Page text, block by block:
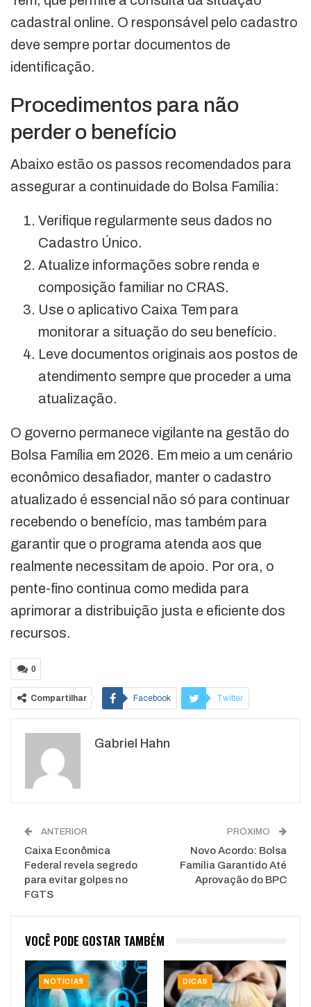
cadastral online. O responsável pelo cadastro
deve sempre portar documentos de
identificação.
Procedimentos para não
perder o benefício
Abaixo estão os passos recomendados para
assegurar a continuidade do Bolsa Família:
Verifique regularmente seus dados no
Cadastro Único.
Atualize informações sobre renda e
composição familiar no CRAS.
Use o aplicativo Caixa Tem para
monitorar a situação do seu benefício.
Leve documentos originais aos postos de
atendimento sempre que proceder a uma
atualização.
O governo permanece vigilante na gestão do
Bolsa Família em 2026. Em meio a um cenário
econômico desafiador, manter o cadastro
atualizado é essencial não só para continuar
recebendo o benefício, mas também para
garantir que o programa atenda aos que
realmente necessitam de apoio. Por ora, o
pente-fino continua como medida para
aprimorar a distribuição justa e eficiente dos
recursos.
0
Compartilhar Facebook Twitter
WhatsApp
Gabriel Hahn
ANTERIOR
Caixa Econômica
Federal revela segredo
para evitar golpes no
FGTS
PRÓXIMO
Novo Acordo: Bolsa
Família Garantido Até
Aprovação do BPC
VOCÊ PODE GOSTAR TAMBÉM
NOTÍCIAS DICAS